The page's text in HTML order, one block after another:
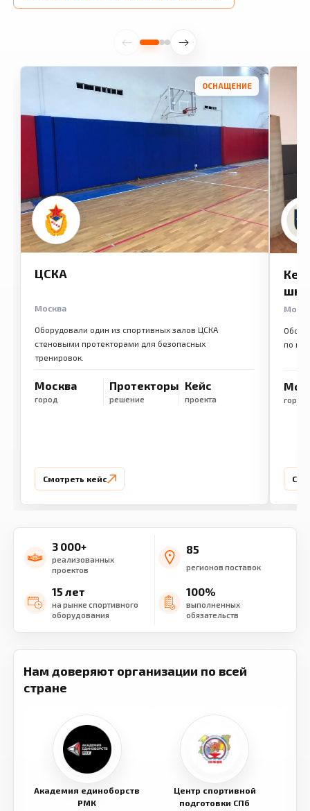
ОСНАЩЕНИЕ
ЦСКА
Москва
Оборудовали один из спортивных залов ЦСКА
стеновыми протекторами для безопасных
тренировок.
Москва
город
Протекторы
решение
Кейс
проекта
Смотреть кейс
по
город
3 000+
реализованных
проектов
85
регионов поставок
15 лет
на рынке спортивного
оборудования
100%
выполненных
обязательств
Нам доверяют организации по всей
стране
Академия единоборств
РМК
Центр спортивной
подготовки СПб